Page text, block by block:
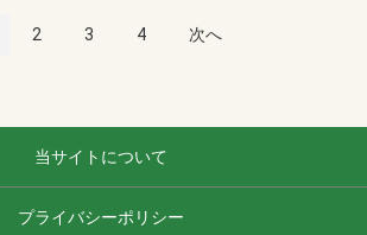
2 3 4 次へ
当サイトについて
プライバシーポリシー